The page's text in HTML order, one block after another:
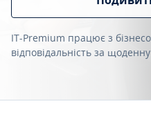
IT-Premium працює з
відповідальність за щоденну